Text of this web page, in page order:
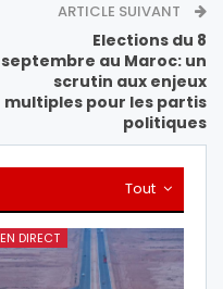
ARTICLE SUIVANT
Elections du 8
septembre au Maroc: un
scrutin aux enjeux
multiples pour les partis
politiques
Tout
EN DIRECT